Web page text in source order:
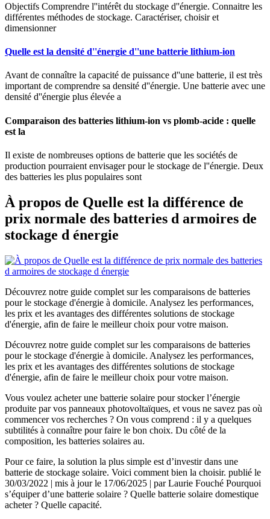
Objectifs Comprendre l''intérêt du stockage d''énergie. Connaitre les
différentes méthodes de stockage. Caractériser, choisir et
dimensionner
Quelle est la densité d''énergie d''une batterie lithium-ion
Avant de connaître la capacité de puissance d''une batterie, il est très
important de comprendre sa densité d''énergie. Une batterie avec une
densité d''énergie plus élevée a
Comparaison des batteries lithium-ion vs plomb-acide : quelle
est la
Il existe de nombreuses options de batterie que les sociétés de
production pourraient envisager pour le stockage de l''énergie. Deux
des batteries les plus populaires sont
À propos de Quelle est la différence de
prix normale des batteries d armoires de
stockage d énergie
Découvrez notre guide complet sur les comparaisons de batteries
pour le stockage d'énergie à domicile. Analysez les performances,
les prix et les avantages des différentes solutions de stockage
d'énergie, afin de faire le meilleur choix pour votre maison.
Découvrez notre guide complet sur les comparaisons de batteries
pour le stockage d'énergie à domicile. Analysez les performances,
les prix et les avantages des différentes solutions de stockage
d'énergie, afin de faire le meilleur choix pour votre maison.
Vous voulez acheter une batterie solaire pour stocker l’énergie
produite par vos panneaux photovoltaïques, et vous ne savez pas où
commencer vos recherches ? On vous comprend : il y a quelques
subtilités à connaître pour faire le bon choix. Du côté de la
composition, les batteries solaires au.
Pour ce faire, la solution la plus simple est d’investir dans une
batterie de stockage solaire. Voici comment bien la choisir. publié le
30/03/2022 | mis à jour le 17/06/2025 | par Laurie Fouché Pourquoi
s’équiper d’une batterie solaire ? Quelle batterie solaire domestique
acheter ? Quelle capacité.